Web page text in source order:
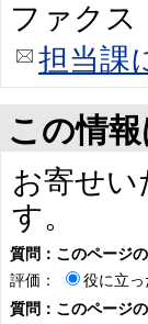
ファクス
担当課
この情
お寄せ
す。
質問：このページ
評価：
役に立っ
質問：このページ